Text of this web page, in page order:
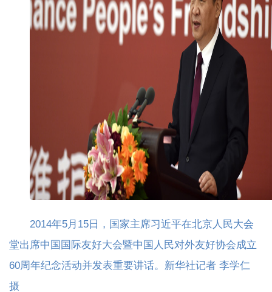
2014年5月15日，国家主席习近平在北京人民大会
堂出席中国国际友好大会暨中国人民对外友好协会成立
60周年纪念活动并发表重要讲话。新华社记者 李学仁
摄